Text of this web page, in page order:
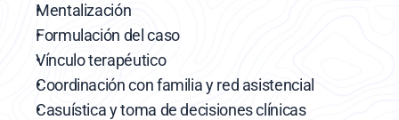
Mentalización
Formulación del caso
Vínculo terapéutico
Coordinación con familia y red asistencial
Casuística y toma de decisiones clínicas